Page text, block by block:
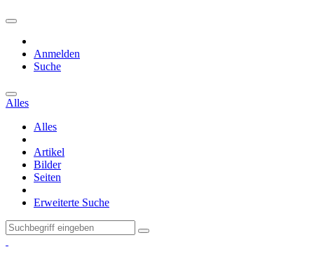
Anmelden
Suche
Alles
Alles
Artikel
Bilder
Seiten
Erweiterte Suche